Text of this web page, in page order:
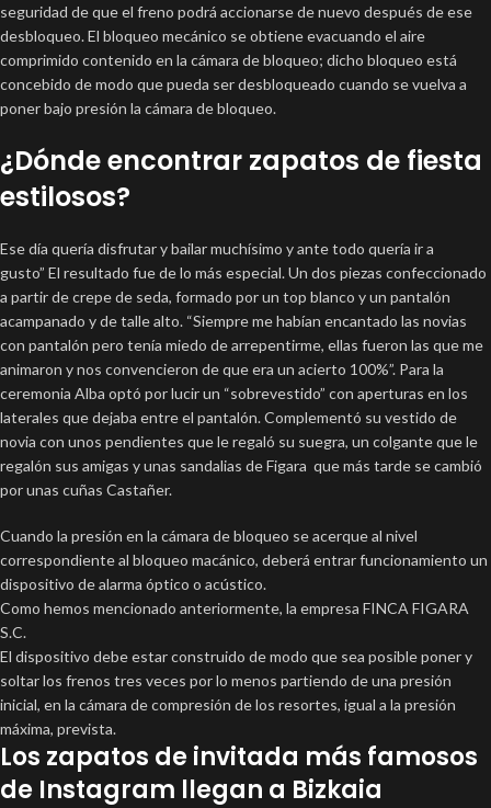
seguridad de que el freno podrá accionarse de nuevo después de ese
desbloqueo. El bloqueo mecánico se obtiene evacuando el aire
comprimido contenido en la cámara de bloqueo; dicho bloqueo está
concebido de modo que pueda ser desbloqueado cuando se vuelva a
poner bajo presión la cámara de bloqueo.
¿Dónde encontrar zapatos de fiesta
estilosos?
Ese día quería disfrutar y bailar muchísimo y ante todo quería ir a
gusto” El resultado fue de lo más especial. Un dos piezas confeccionado
a partir de crepe de seda, formado por un top blanco y un pantalón
acampanado y de talle alto. “Siempre me habían encantado las novias
con pantalón pero tenía miedo de arrepentirme, ellas fueron las que me
animaron y nos convencieron de que era un acierto 100%”. Para la
ceremonia Alba optó por lucir un “sobrevestido” con aperturas en los
laterales que dejaba entre el pantalón. Complementó su vestido de
novia con unos pendientes que le regaló su suegra, un colgante que le
regalón sus amigas y unas sandalias de Figara que más tarde se cambió
por unas cuñas Castañer.
Cuando la presión en la cámara de bloqueo se acerque al nivel
correspondiente al bloqueo macánico, deberá entrar funcionamiento un
dispositivo de alarma óptico o acústico.
Como hemos mencionado anteriormente, la empresa FINCA FIGARA
S.C.
El dispositivo debe estar construido de modo que sea posible poner y
soltar los frenos tres veces por lo menos partiendo de una presión
inicial, en la cámara de compresión de los resortes, igual a la presión
máxima, prevista.
Los zapatos de invitada más famosos
de Instagram llegan a Bizkaia